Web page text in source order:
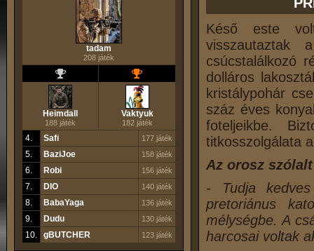
tadam
208 játék
Heimdall
188 játék
Vaktyuk
182 játék
4. Safi 177 játék
5. BaziJoe 158 játék
6. Robi 156 játék
7. DIO 140 játék
8. BabaYaga 136 játék
9. Dudu 130 játék
10. gBUTCHER 123 játék
Késő este
visszautaztak
csúcstalálkozó
dolláros
kristálypohár
száz éves
foteljeikbe.
titkosszolgálata
Az orosz
- Tudja
pretoriánus
mélységbe. A
harcosai voltak